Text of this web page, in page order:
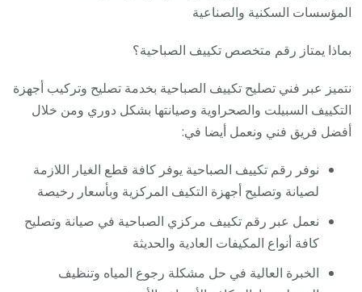
المؤسسات السكنية والصناعية
بماذا يمتاز رقم متخصص تكييف الصباحية؟
نتميز عبر فني تصليح تكييف الصباحية بخدمة تصليح وتركيب أجهزة
التكييف السبيلت والصحراوية وصيانتها بشكل دوري ومن خلال
أفضل فريق فني ونعمل أيضا في:
نوفر رقم تكييف الصباحية يوفر كافة قطع الغيار اللازمة
لصيانة وتصليح أجهزة التكيف المركزية وبأسعار رخيصة
نعمل عبر رقم تكييف مركزي الصباحية في صيانة وتصليح
كافة أنواع المكيفات العادية والحديثة
الخبرة العالية في حل مشكلة رجوع المياه وتنظيف